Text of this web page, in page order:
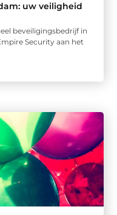
uw veiligheid
beveiligingsbedrijf in
Security aan het